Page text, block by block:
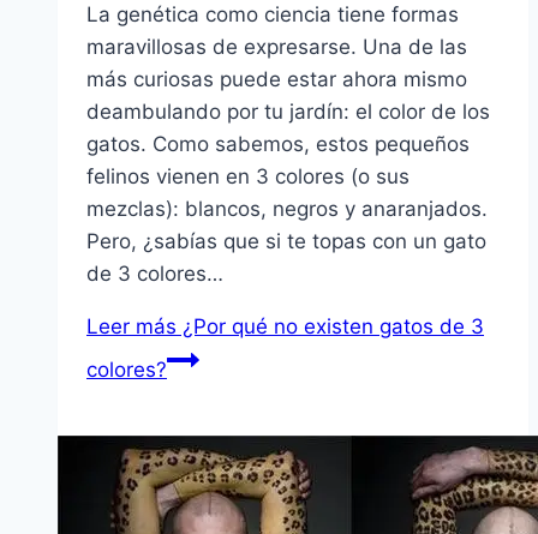
La genética como ciencia tiene formas
maravillosas de expresarse. Una de las
más curiosas puede estar ahora mismo
deambulando por tu jardín: el color de los
gatos. Como sabemos, estos pequeños
felinos vienen en 3 colores (o sus
mezclas): blancos, negros y anaranjados.
Pero, ¿sabías que si te topas con un gato
de 3 colores…
Leer más ¿Por qué no existen gatos de 3
colores?